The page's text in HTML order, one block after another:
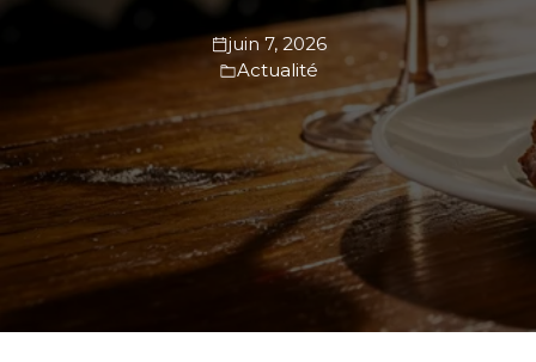
juin 7, 2026
Actualité